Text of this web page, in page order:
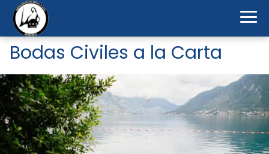
Bodas Civiles a la Carta